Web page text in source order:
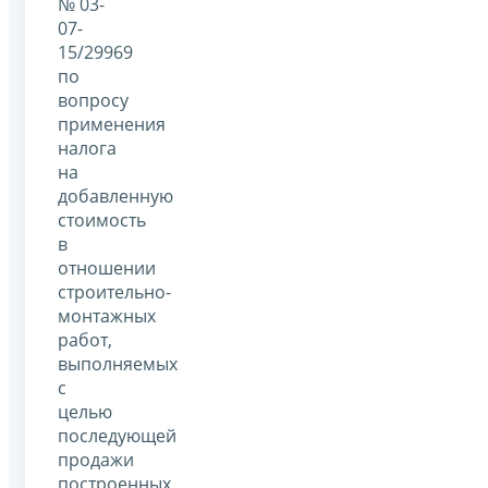
07-
15/29969
по
вопросу
применения
налога
на
добавленную
стоимость
в
отношении
строительно-
монтажных
работ,
выполняемых
с
целью
последующей
продажи